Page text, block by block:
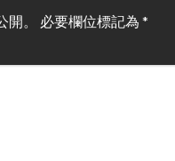
。 必要欄位標記為 *